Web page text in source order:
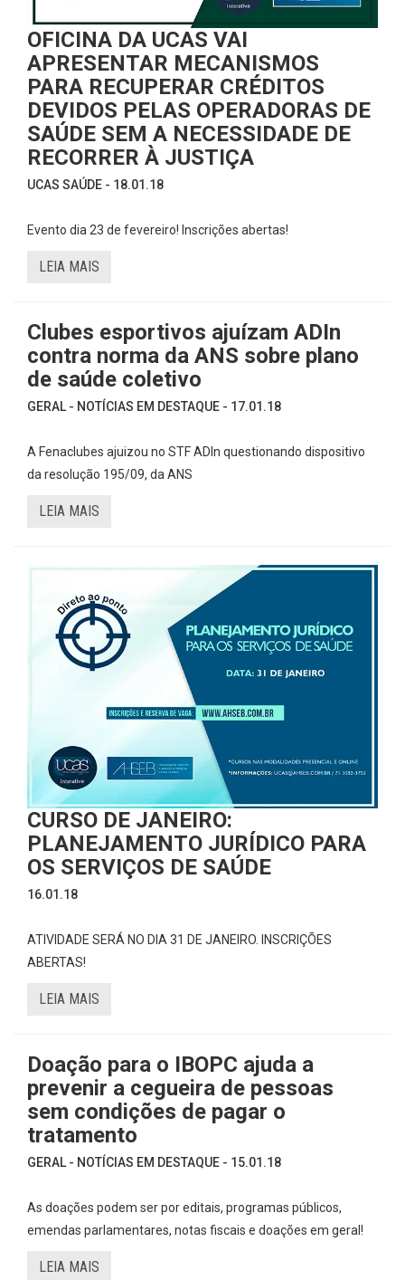
OFICINA DA UCAS VAI
APRESENTAR MECANISMOS
PARA RECUPERAR CRÉDITOS
DEVIDOS PELAS OPERADORAS DE
SAÚDE SEM A NECESSIDADE DE
RECORRER À JUSTIÇA
UCAS SAÚDE - 18.01.18
Evento dia 23 de fevereiro! Inscrições abertas!
LEIA MAIS
Clubes esportivos ajuízam ADIn
contra norma da ANS sobre plano
de saúde coletivo
GERAL - NOTÍCIAS EM DESTAQUE - 17.01.18
A Fenaclubes ajuizou no STF ADIn questionando dispositivo
da resolução 195/09, da ANS
LEIA MAIS
CURSO DE JANEIRO:
PLANEJAMENTO JURÍDICO PARA
OS SERVIÇOS DE SAÚDE
16.01.18
ATIVIDADE SERÁ NO DIA 31 DE JANEIRO. INSCRIÇÕES
ABERTAS!
LEIA MAIS
Doação para o IBOPC ajuda a
prevenir a cegueira de pessoas
sem condições de pagar o
tratamento
GERAL - NOTÍCIAS EM DESTAQUE - 15.01.18
As doações podem ser por editais, programas públicos,
emendas parlamentares, notas fiscais e doações em geral!
LEIA MAIS